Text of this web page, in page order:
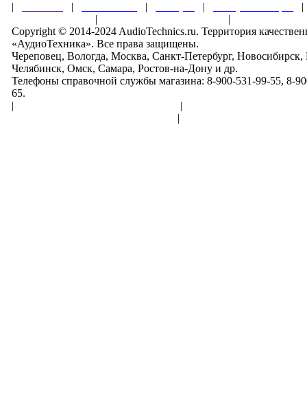
| | | |
|
|
Copyright © 2014-2024 AudioTechnics.ru. Территория
«АудиоТехника». Все права защищены.
Череповец, Вологда, Москва, Санкт-Петербург,
Челябинск, Омск, Самара, Ростов-на-Дону и др.
Телефоны справочной службы магазина: 8-900-531-99-55, 8-
65.
|
|
|